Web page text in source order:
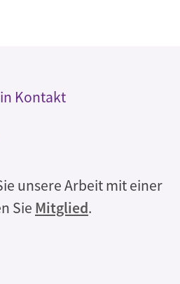
Kontakt
unsere Arbeit mit einer
Sie Mitglied.